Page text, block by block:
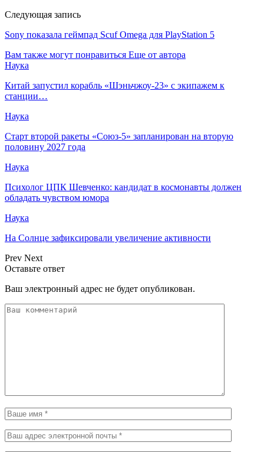
Следующая запись
Sony показала геймпад Scuf Omega для PlayStation 5
Вам также могут понравиться Еще от автора
Наука
Китай запустил корабль «Шэньчжоу-23» с экипажем к
станции…
Наука
Старт второй ракеты «Союз-5» запланирован на вторую
половину 2027 года
Наука
Психолог ЦПК Шевченко: кандидат в космонавты должен
обладать чувством юмора
Наука
На Солнце зафиксировали увеличение активности
Prev Next
Оставьте ответ
Ваш электронный адрес не будет опубликован.